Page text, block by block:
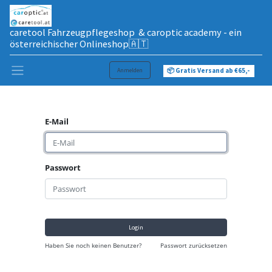
caretool Fahrzeugpflegeshop & caroptic academy - ein
österreichischer Onlineshop🇦🇹
Anmelden 📦 Gratis Versand ab €65,-
E-Mail
Passwort
Login
Haben Sie noch keinen Benutzer? Passwort zurücksetzen